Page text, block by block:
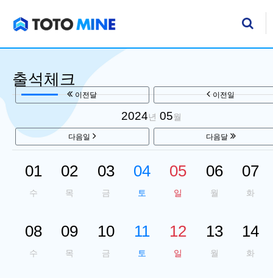
출석체크
2024년 05월
이전달 이전일
다음일 다음달
01
수
02
목
03
금
04
토
05
일
06
월
07
화
08
수
09
목
10
금
11
토
12
일
13
월
14
화